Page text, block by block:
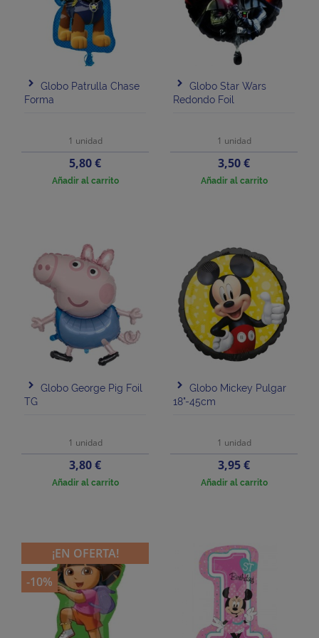
Globo Patrulla Chase
Forma
1 unidad
Precio
5,80 €
Añadir al carrito
Globo Star Wars
Redondo Foil
1 unidad
Precio
3,50 €
Añadir al carrito
Globo George Pig Foil
TG
1 unidad
Precio
3,80 €
Añadir al carrito
Globo Mickey Pulgar
18"-45cm
1 unidad
Precio
3,95 €
Añadir al carrito
¡EN OFERTA!
-10%